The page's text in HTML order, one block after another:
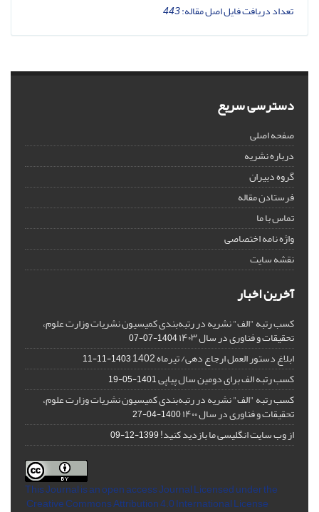
تعداد دریافت فایل اصل مقاله:443
دسترسی سریع
صفحه اصلی
درباره نشریه
گروه دبیران
فرستادن مقاله
تماس با ما
واژه نامه اختصاصی
نقشه سایت
آخرین اخبار
کسب رتبه "الف" نشریه در رتبه‌بندی کمیسیون نشریات وزارت علوم،
تحقیقات و فناوری در سال ۱۴۰۳ 1404-07-07
ابلاغ دستور العمل ارجاع دهی/ تیرماه 1402 1403-11-11
کسب رتبه الف برای دومین سال پیاپی1401-05-19
کسب رتبه "الف" نشریه در رتبه‌بندی کمیسیون نشریات وزارت علوم،
تحقیقات و فناوری در سال ۱۴۰۰ 1400-04-27
از وب سایت انگلیسی ما بازدید کنید!1399-12-09
This Journal is an open access Journal Licensedunder the
Creative Commons Attribution 4.0 International License